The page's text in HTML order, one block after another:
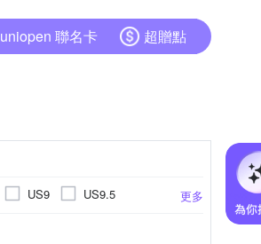
uniopen 聯名卡 超贈點
更多
US9
US9.5